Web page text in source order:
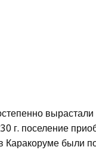
г. поселение
Каракоруме были